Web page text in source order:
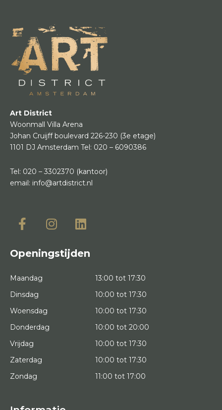
Art District
Woonmall Villa Arena
Johan Cruijff boulevard 226-230 (3e etage)
1101 DJ Amsterdam Tel: 020 – 6090386
Tel: 020 – 3302370 (kantoor)
email: info@artdistrict.nl
Openingstijden
Maandag
13:00 tot 17:30
Dinsdag
10:00 tot 17:30
Woensdag
10:00 tot 17:30
Donderdag
10:00 tot 20:00
Vrijdag
10:00 tot 17:30
Zaterdag
10:00 tot 17:30
Zondag
11:00 tot 17:00